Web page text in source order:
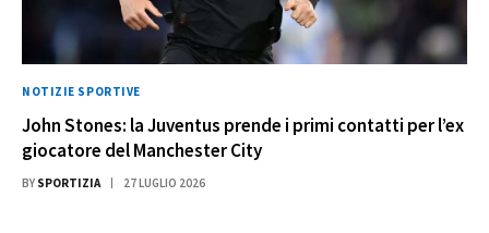
NOTIZIE SPORTIVE
John Stones: la Juventus prende i primi contatti per l’ex
giocatore del Manchester City
BY SPORTIZIA 27 LUGLIO 2026